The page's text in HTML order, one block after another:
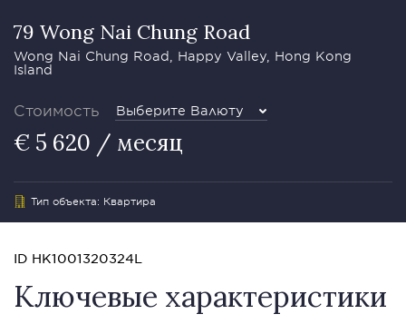
79 Wong Nai Chung Road
Wong Nai Chung Road, Happy Valley, Hong Kong
Island
Стоимость Выберите Валюту
€ 5 620 / месяц
Тип объекта: Квартира
ID HK1001320324L
Ключевые характеристики